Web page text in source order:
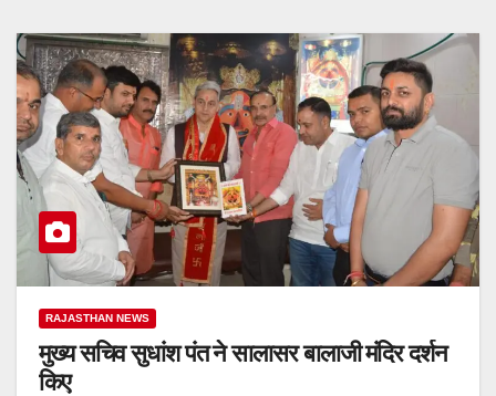
RAJASTHAN NEWS
मुख्य सचिव सुधांश पंत ने सालासर बालाजी मंदिर दर्शन
किए